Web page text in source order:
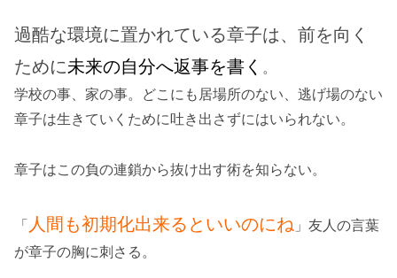
過酷な環境に置かれている章子は、前を向く
ために未来の自分へ返事を書く 。
学校の事、家の事。どこにも居場所のない、逃げ場のない
章子は生きていくために吐き出さずにはいられない。
章子はこの負の連鎖から抜け出す術を知らない。
「 人間も初期化出来るといいのにね 」友人の言葉
が章子の胸に刺さる。